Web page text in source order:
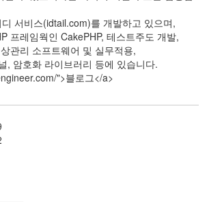
서비스(idtail.com)를 개발하고 있으며,
프레임웍인 CakePHP, 테스트주도 개발,
관리 소프트웨어 및 실무적용,
, 암호화 라이브러리 등에 있습니다.
">블로그</a>